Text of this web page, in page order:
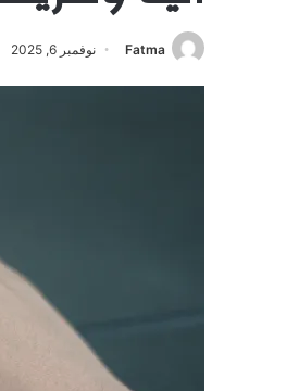
Fatma نوفمبر 6, 2025